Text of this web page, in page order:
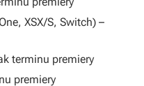
XSX/S, Switch) –
terminu premiery
premiery